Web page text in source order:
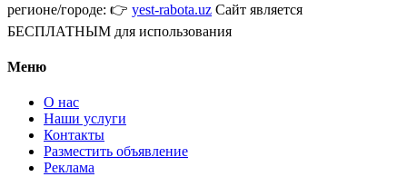
регионе/городе: 👉 yest-rabota.uz Сайт является
БЕСПЛАТНЫМ для использования
Меню
О нас
Наши услуги
Контакты
Разместить объявление
Реклама